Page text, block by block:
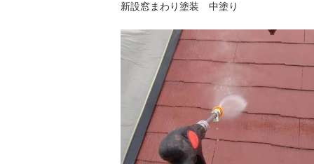
新設窓まわり塗装 中塗り